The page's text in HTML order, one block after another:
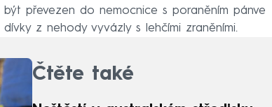
převezen do nemocnice s poraněním pánve
z nehody vyvázly s lehčími zraněními.
Čtěte také